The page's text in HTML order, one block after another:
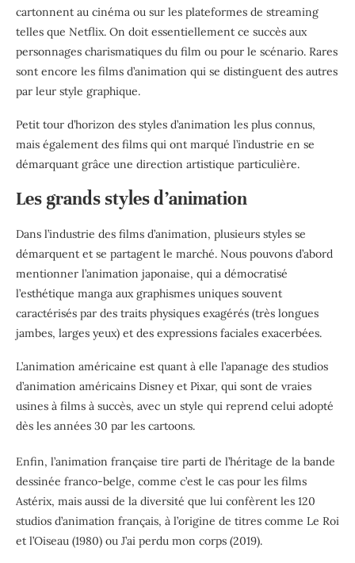
cartonnent au cinéma ou sur les plateformes de streaming
telles que Netflix. On doit essentiellement ce succès aux
personnages charismatiques du film ou pour le scénario. Rares
sont encore les films d’animation qui se distinguent des autres
par leur style graphique.
Petit tour d’horizon des styles d’animation les plus connus,
mais également des films qui ont marqué l’industrie en se
démarquant grâce une direction artistique particulière.
Les grands styles d’animation
Dans l’industrie des films d’animation, plusieurs styles se
démarquent et se partagent le marché. Nous pouvons d’abord
mentionner l’animation japonaise, qui a démocratisé
l’esthétique manga aux graphismes uniques souvent
caractérisés par des traits physiques exagérés (très longues
jambes, larges yeux) et des expressions faciales exacerbées.
L’animation américaine est quant à elle l’apanage des studios
d’animation américains Disney et Pixar, qui sont de vraies
usines à films à succès, avec un style qui reprend celui adopté
dès les années 30 par les cartoons.
Enfin, l’animation française tire parti de l’héritage de la bande
dessinée franco-belge, comme c’est le cas pour les films
Astérix, mais aussi de la diversité que lui confèrent les 120
studios d’animation français, à l’origine de titres comme Le Roi
et l’Oiseau (1980) ou J’ai perdu mon corps (2019).